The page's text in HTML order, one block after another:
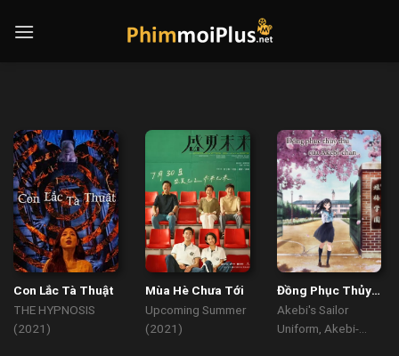
Con Lắc Tà Thuật
THE HYPNOSIS
(2021)
Mùa Hè Chưa Tới
Upcoming Summer
(2021)
Đồng Phục Thủy
Thủ Của Akebi
Akebi's Sailor
Uniform, Akebi-